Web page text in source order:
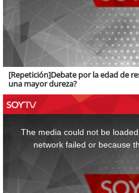
[Repetición]Debate por la edad de
una mayor dureza?
The media could not be
network failed or because